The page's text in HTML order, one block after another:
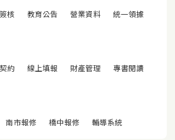
核 (另開視窗)
教育公告 (另開視窗)
營業資料(另開視窗)
統一領據
)約(另開視窗)
線上填報 (另開視窗)
財產管理 (另開視窗)
專書閱讀
開視窗)
南市報修(另開視窗)
橋中報修(另開視窗)
輔導系統(另開視窗)